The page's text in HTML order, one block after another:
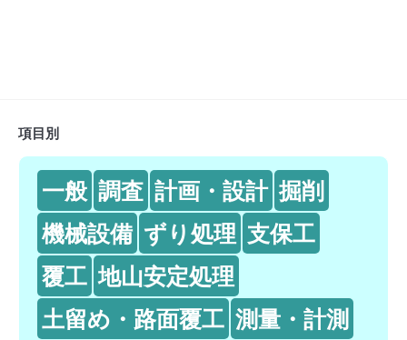
項目別
一般 調査 計画・設計 掘削
機械設備 ずり処理 支保工
覆工 地山安定処理
土留め・路面覆工 測量・計測